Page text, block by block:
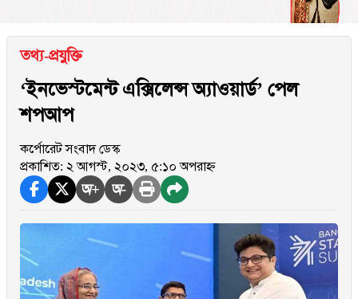
তথ্য-প্রযুক্তি
‘ইনভেস্টমেন্ট এক্সিলেন্স অ্যাওয়ার্ড’ পেল
শপআপ
কর্পোরেট সংবাদ ডেস্ক
প্রকাশিত: ২ আগস্ট, ২০২৩, ৫:১০ অপরাহ্ন
অ+ অ-